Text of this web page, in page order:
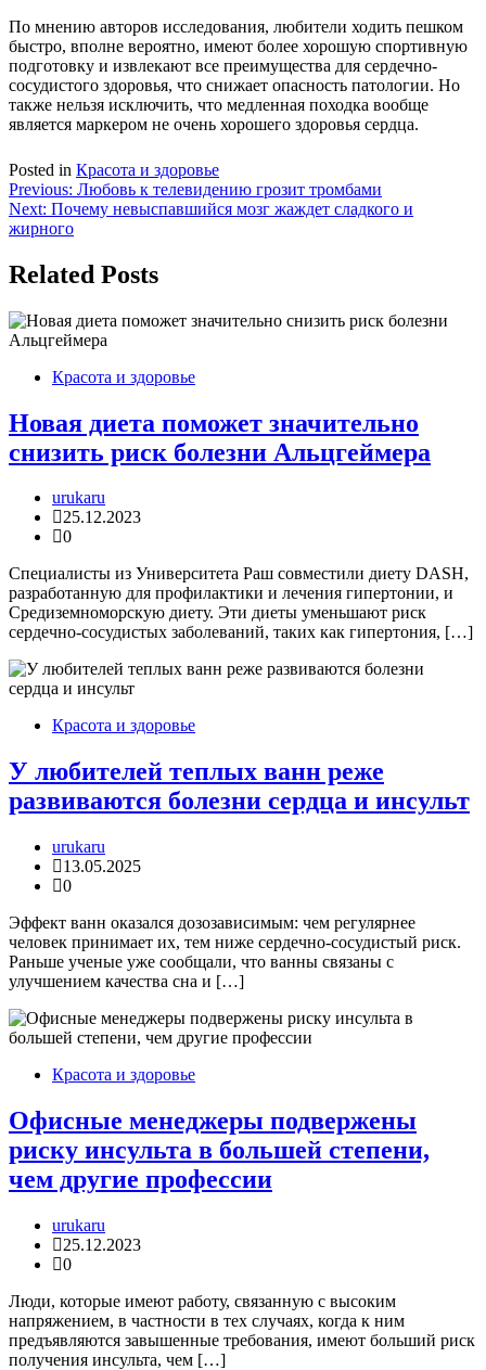
По мнению авторов исследования, любители ходить пешком
быстро, вполне вероятно, имеют более хорошую спортивную
подготовку и извлекают все преимущества для сердечно-
сосудистого здоровья, что снижает опасность патологии. Но
также нельзя исключить, что медленная походка вообще
является маркером не очень хорошего здоровья сердца.
Posted in Красота и здоровье
Навигация
по
Previous: Любовь к телевидению грозит тромбами
Next: Почему невыспавшийся мозг жаждет сладкого и
жирного
Related Posts
Красота и здоровье
Новая диета поможет значительно
снизить риск болезни Альцгеймера
urukaru
25.12.2023
0
Специалисты из Университета Раш совместили диету DASH,
разработанную для профилактики и лечения гипертонии, и
Средиземноморскую диету. Эти диеты уменьшают риск
сердечно-сосудистых заболеваний, таких как гипертония, […]
Красота и здоровье
У любителей теплых ванн реже
развиваются болезни сердца и инсульт
urukaru
13.05.2025
0
Эффект ванн оказался дозозависимым: чем регулярнее
человек принимает их, тем ниже сердечно-сосудистый риск.
Раньше ученые уже сообщали, что ванны связаны с
улучшением качества сна и […]
Красота и здоровье
Офисные менеджеры подвержены
риску инсульта в большей степени,
чем другие профессии
urukaru
25.12.2023
0
Люди, которые имеют работу, связанную с высоким
напряжением, в частности в тех случаях, когда к ним
предъявляются завышенные требования, имеют больший риск
получения инсульта, чем […]